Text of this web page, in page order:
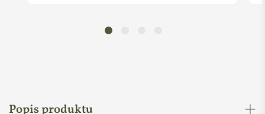
Popis produktu